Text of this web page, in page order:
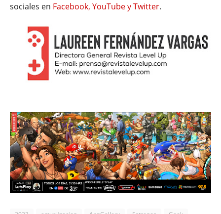
sociales en Facebook, YouTube y Twitter.